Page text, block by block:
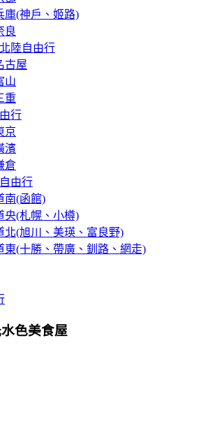
庫(神戶、姬路)
良
陸自由行
古屋
山
重
行
京
濱
倉
由行
南(函館)
央(札幌、小樽)
北(旭川、美瑛、富良野)
東(十勝、帶廣、釧路、網走)
色美食屋